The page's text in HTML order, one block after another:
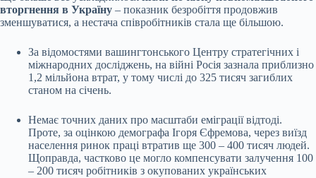
вторгнення в Україну – показник безробіття продовжив
зменшуватися, а нестача співробітників стала ще більшою.
За відомостями вашингтонського Центру стратегічних і
міжнародних досліджень, на війні Росія зазнала приблизно
1,2 мільйона втрат, у тому числі до 325 тисяч загиблих
станом на січень.
Немає точних даних про масштаби еміграції відтоді.
Проте, за оцінкою демографа Ігоря Єфремова, через виїзд
населення ринок праці втратив ще 300 – 400 тисяч людей.
Щоправда, частково це могло компенсувати залучення 100
– 200 тисяч робітників з окупованих українських